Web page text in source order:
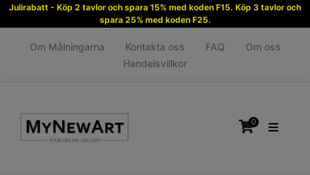
Julirabatt - Köp 2 tavlor och spara 15% med koden F15. Köp 3 tavlor och
spara 25% med koden F25.
Om Målningarna Kontakta oss FAQ
Om oss
Handelsvillkor
0